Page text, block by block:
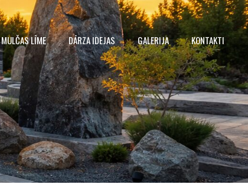
LĪME DĀRZA IDEJAS GALERIJA KONTAKTI